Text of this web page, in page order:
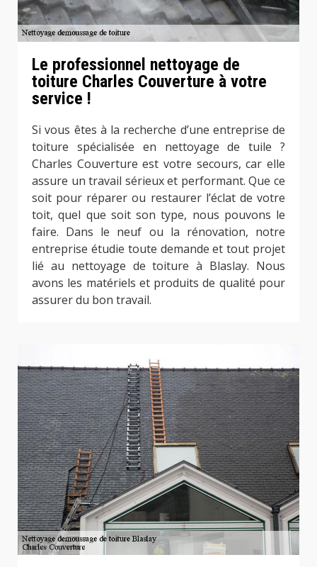
Le professionnel nettoyage de
toiture Charles Couverture à votre
service !
Si vous êtes à la recherche d’une entreprise de
toiture spécialisée en nettoyage de tuile ?
Charles Couverture est votre secours, car elle
assure un travail sérieux et performant. Que ce
soit pour réparer ou restaurer l’éclat de votre
toit, quel que soit son type, nous pouvons le
faire. Dans le neuf ou la rénovation, notre
entreprise étudie toute demande et tout projet
lié au nettoyage de toiture à Blaslay. Nous
avons les matériels et produits de qualité pour
assurer du bon travail.